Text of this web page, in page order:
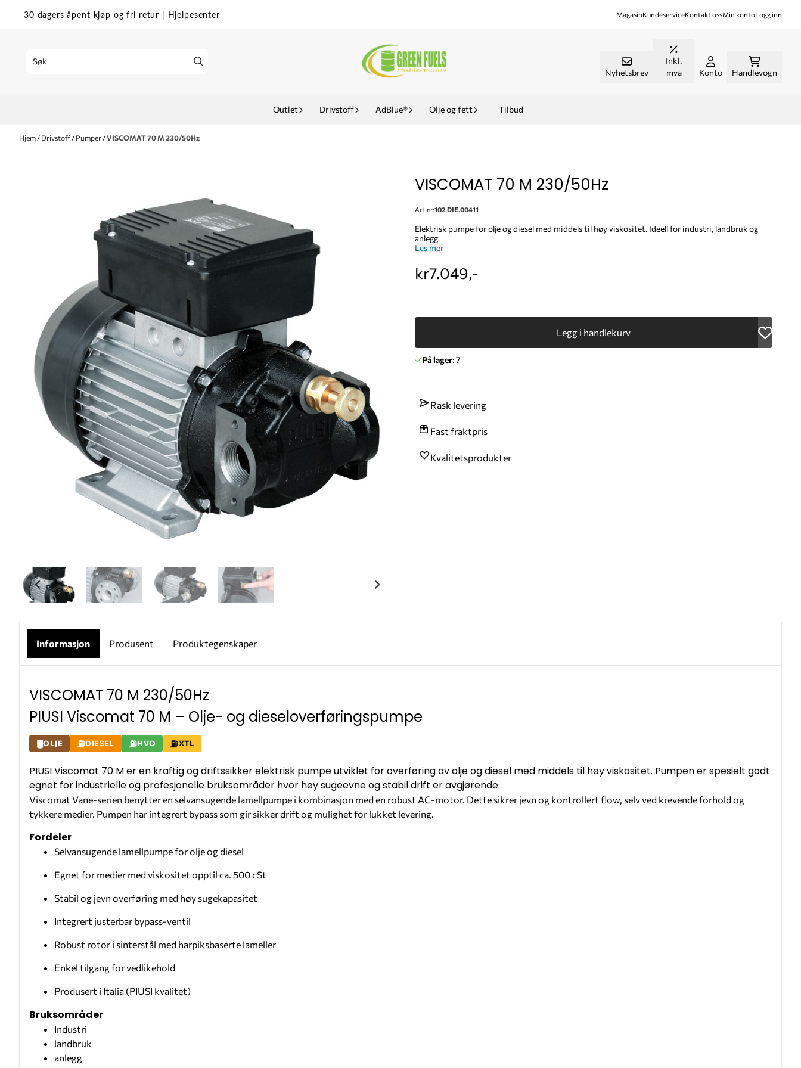
Hopp til innhold
30 dagers åpent kjøp og fri retur Hjelpesenter MagasinKundeserviceKontakt ossMin kontoLogg inn
Nyhetsbrev
Inkl.
mva
Konto Handlevogn
Outlet Drivstoff AdBlue® Olje og fett Tilbud
Hjem / Drivstoff / Pumper /VISCOMAT 70 M 230/50Hz
VISCOMAT 70 M 230/50Hz
Art.nr:102.DIE.00411
Elektrisk pumpe for olje og diesel med middels til høy viskositet. Ideell for industri, landbruk og
anlegg.
Les mer
kr7.049,-
Legg i handlekurv
På lager: 7
Rask levering
Fast fraktpris
Kvalitetsprodukter
Informasjon Produsent Produktegenskaper
VISCOMAT 70 M 230/50Hz
PIUSI Viscomat 70 M – Olje- og dieseloverføringspumpe
OLJE DIESEL HVO XTL
PIUSI Viscomat 70 M er en kraftig og driftssikker elektrisk pumpe utviklet for overføring av olje og diesel med middels til høy viskositet. Pumpen er spesielt godt
egnet for industrielle og profesjonelle bruksområder hvor høy sugeevne og stabil drift er avgjørende.
Viscomat Vane-serien benytter en selvansugende lamellpumpe i kombinasjon med en robust AC-motor. Dette sikrer jevn og kontrollert flow, selv ved krevende forhold og
tykkere medier. Pumpen har integrert bypass som gir sikker drift og mulighet for lukket levering.
Fordeler
Selvansugende lamellpumpe for olje og diesel
Egnet for medier med viskositet opptil ca. 500 cSt
Stabil og jevn overføring med høy sugekapasitet
Integrert justerbar bypass-ventil
Robust rotor i sinterstål med harpiksbaserte lameller
Enkel tilgang for vedlikehold
Produsert i Italia (PIUSI kvalitet)
Bruksområder
Industri
landbruk
anlegg